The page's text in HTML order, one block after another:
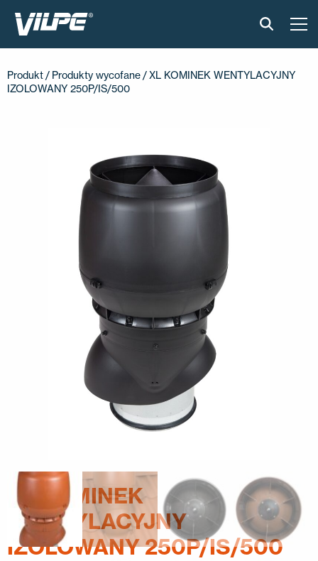
KATALOGI I INSTRUKCJE
SV-FI LV
Produkt / Produkty wycofane / XL KOMINEK WENTYLACYJNY
IZOLOWANY 250P/IS/500
XL KOMINEK
WENTYLACYJNY
IZOLOWANY 250P/IS/500